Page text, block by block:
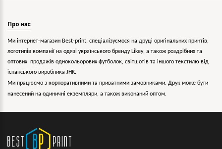
Про нас
Ми інтернет-магазин Best-print, спеціалізуємося на друці оригінальних принтів,
логотипів компанії на одязі українського бренду Likey, а також роздрібних та
оптових продажів однокольорових футболок, світшотів та іншого текстилю від
іспанського виробника JHK.
Ми працюємо з корпоративними та приватними замовниками. Друк може бути
нанесений на одиничні екземпляри, а також виконаний оптом.